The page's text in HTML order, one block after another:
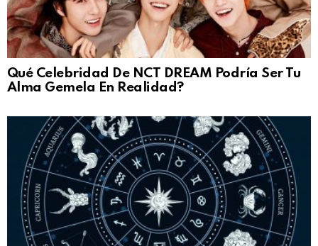
Qué Celebridad De NCT DREAM Podría Ser Tu
Alma Gemela En Realidad?